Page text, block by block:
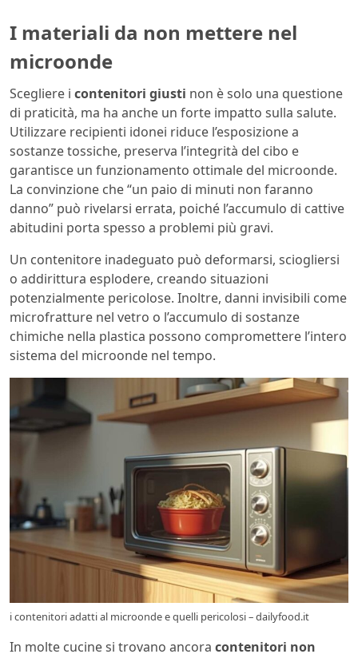
I materiali da non mettere nel
microonde
Scegliere i contenitori giusti non è solo una questione
di praticità, ma ha anche un forte impatto sulla salute.
Utilizzare recipienti idonei riduce l’esposizione a
sostanze tossiche, preserva l’integrità del cibo e
garantisce un funzionamento ottimale del microonde.
La convinzione che “un paio di minuti non faranno
danno” può rivelarsi errata, poiché l’accumulo di cattive
abitudini porta spesso a problemi più gravi.
Un contenitore inadeguato può deformarsi, sciogliersi
o addirittura esplodere, creando situazioni
potenzialmente pericolose. Inoltre, danni invisibili come
microfratture nel vetro o l’accumulo di sostanze
chimiche nella plastica possono compromettere l’intero
sistema del microonde nel tempo.
i contenitori adatti al microonde e quelli pericolosi – dailyfood.it
In molte cucine si trovano ancora contenitori non